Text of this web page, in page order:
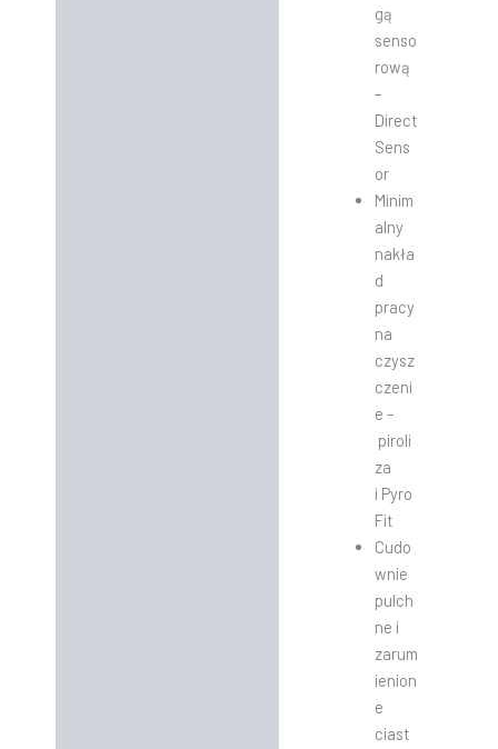
gą
senso
rową
–
Direct
Sens
or
Minim
alny
nakła
d
pracy
na
czysz
czeni
e –
piroli
za
i Pyro
Fit
Cudo
wnie
pulch
ne i
zarum
ienion
e
ciast